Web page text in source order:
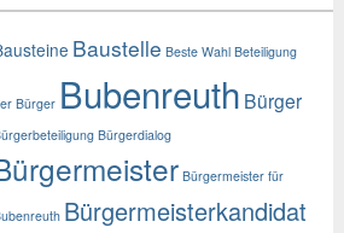
Baustelle Beste Wahl Beteiligung
Bürger Bubenreuth Bürger
Bürgerdialog
Bürgermeister für
Bürgermeisterkandidat